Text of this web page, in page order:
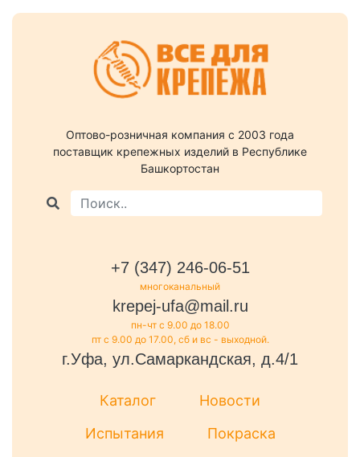
Оптово-розничная компания c 2003 года
поставщик крепежных изделий в Республике
Башкортостан
+7 (347) 246-06-51
многоканальный
krepej-ufa@mail.ru
пн-чт с 9.00 до 18.00
пт с 9.00 до 17.00, сб и вс - выходной.
г.Уфа, ул.Самаркандская, д.4/1
Каталог
Новости
Испытания
Покраска